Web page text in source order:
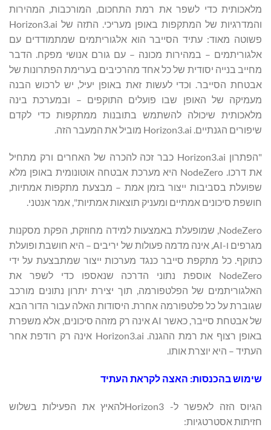
מלאכותית כדי לשפר את רמת התחכום, המורכבות, המהירות
והמדרגיות של המתקפות באופן מעריכי. התזה של Horizon3.ai
פשוטה מאוד: עתיד הסייבר הוא אלגוריתמים שמתמודדים עם
אלגוריתמים – במהירות מכונה – עם גורם אנושי מפקח. הדבר
מחייב בנייה יסודית של כל אחד מהרכיבים בערימת הפתרונות של
אבטחת הסייבר. וכדי לעשות זאת באופן יעיל, יש לרכוש הבנה
מעמיקה של האופן שבו פועלים התוקפים – ובמערכת בינה
מלאכותית שיכולה להשתמש בתובנות ממתקפות כדי לקדם
שיפורים הגנתיים. Horizon3.ai מוביל את המעבר הזה.
"הפתרון Horizon3.ai כבר זכה להכרה של האחרים ורק מתחיל
את דרכו. NodeZero היא מערכת אבטחה אוטונומית באופן מלא
שפועלת בסביבות ייצור בזמן אמת – מבצעת מתקפות אמתיות,
חושפת סיכונים אמתיים ומעניק תוצאות אמתיות", אמר אנטני.
NodeZero, שמופעלת באמצעות למידה מחוזקת, הפקת מסקנות
מגרפים ו-AI, אינה מדמה פעולות של יריבים – היא חושבת ופועלת
כתוקף. כל מתקפת סייבר כנגד מערכות ייצור שמתבצעת על ידי
NodeZero אוספת נתוני הדרכה שנאספו כדי לשפר את
האלגוריתמים של הפלטפורמה, תוך יצירת יתרון נתונים מורכב
שגוברת על כל פלטפורמה אחרת. היסודות האלה עבור הדור הבא
של אבטחת סייבר, כאשר AI אינה רק מזהה סיכונים, אלא משפרת
באופן רצוף את רמת ההגנה. Horizon3.ai אינה רק רודפת אחר
העתיד – היא יוצרת אותו.
שימוש בהכנסות: האצה לקראת העתיד
הגיוס הזה לאפשר ל- Horizon3להאיץ את הפעילות בשלוש
חזיתות אסטרטגיות: